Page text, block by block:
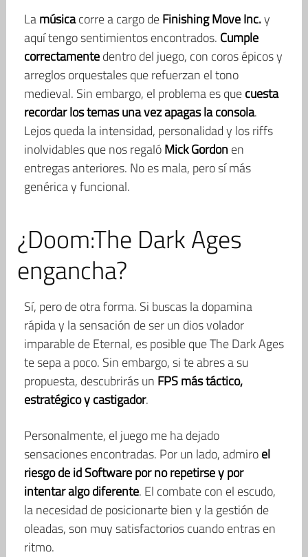
Lamúsicacorre a cargo deFinishing Move Inc.y
aquí tengo sentimientos encontrados. Cumple
correctamentedentro del juego, con coros épicos y
arreglos orquestales que refuerzan el tono
medieval. Sin embargo, el problema es quecuesta
recordar los temas una vez apagas la consola.
Lejos queda la intensidad, personalidad y los riffs
inolvidables que nos regalóMick Gordonen
entregas anteriores. No es mala, pero sí más
genérica y funcional.
¿Doom:The Dark Ages
engancha?
Sí, pero de otra forma. Si buscas la dopamina
rápida y la sensación de ser un dios volador
imparable de Eternal, es posible que The Dark Ages
te sepa a poco. Sin embargo, si te abres a su
propuesta, descubrirás un FPS más táctico,
estratégico y castigador.
Personalmente, el juego me ha dejado
sensaciones encontradas. Por un lado, admiroel
riesgo de id Software por no repetirse y por
intentar algo diferente. El combate con el escudo,
la necesidad de posicionarte bien y la gestión de
oleadas, son muy satisfactorios cuando entras en
ritmo.